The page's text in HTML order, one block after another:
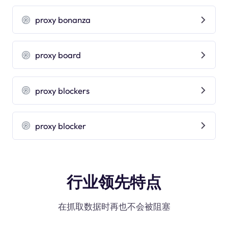
proxy bonanza
proxy board
proxy blockers
proxy blocker
行业领先特点
在抓取数据时再也不会被阻塞